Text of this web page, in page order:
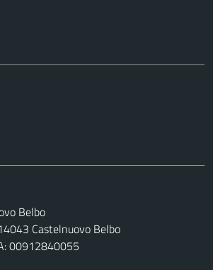
Belbo
Castelnuovo Belbo
00912840055